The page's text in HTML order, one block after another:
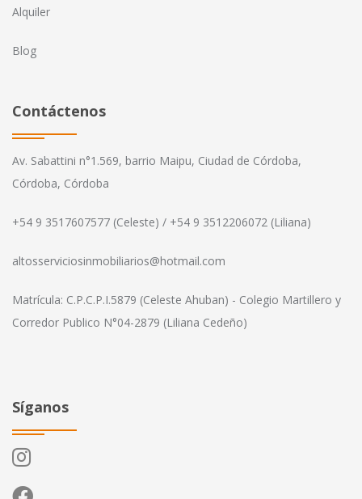
Alquiler
Blog
Contáctenos
Av. Sabattini n°1.569, barrio Maipu, Ciudad de Córdoba,
Córdoba, Córdoba
+54 9 3517607577 (Celeste) / +54 9 3512206072 (Liliana)
altosserviciosinmobiliarios@hotmail.com
Matrícula: C.P.C.P.I.5879 (Celeste Ahuban) - Colegio Martillero y
Corredor Publico N°04-2879 (Liliana Cedeño)
Síganos